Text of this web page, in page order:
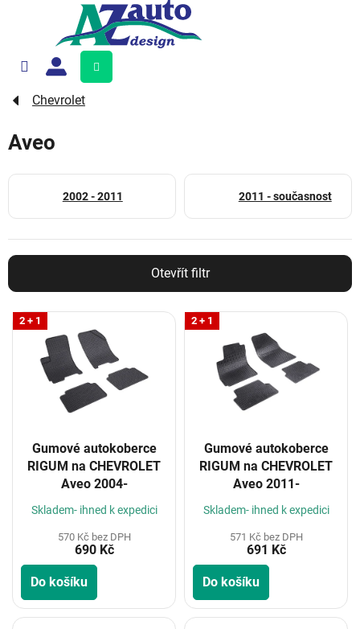
Nákupní
košík
Chevrolet
Aveo
2002 - 2011 2011 - současnost
Otevřít filtr
V
ý
2 + 1
Gumové autokoberce
RIGUM na CHEVROLET
Aveo 2004-
Skladem- ihned k expedici
570 Kč bez DPH
690 Kč
Do košíku
2 + 1
Gumové autokoberce
RIGUM na CHEVROLET
Aveo 2011-
Skladem- ihned k expedici
571 Kč bez DPH
691 Kč
Do košíku